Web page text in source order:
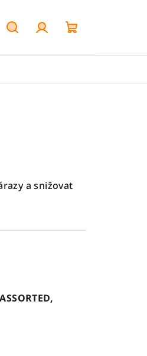
košík
a snižovat